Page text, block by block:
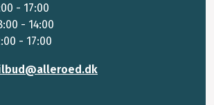
- 17:00
- 14:00
- 17:00